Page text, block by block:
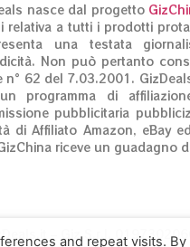
nasce dal progetto
relativa a tutti i prodotti
una testata
Non può pertanto
n° 62 del 7.03.2001.
programma di
pubblicitaria
di Affiliato Amazon, eBay
riceve un guadagno
– Giz S.r.l.
and repeat visits. By